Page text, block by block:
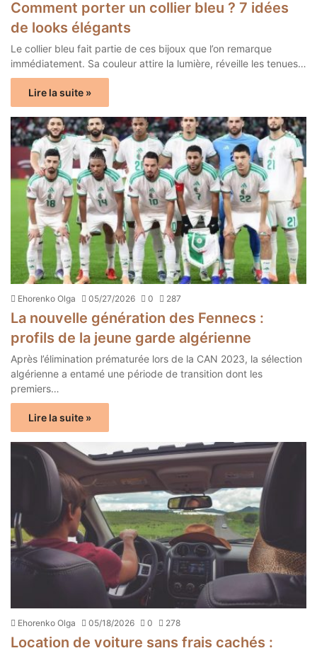
Comment porter un collier bleu ? 7 idées
de looks élégants
Le collier bleu fait partie de ces bijoux que l’on remarque
immédiatement. Sa couleur attire la lumière, réveille les tenues…
Lire la suite »
Ehorenko Olga 05/27/2026 0 287
La nouvelle génération des Fennecs :
profils de la jeune garde algérienne
Après l’élimination prématurée lors de la CAN 2023, la sélection
algérienne a entamé une période de transition dont les
premiers…
Lire la suite »
Ehorenko Olga 05/18/2026 0 278
Location de voiture sans frais cachés :